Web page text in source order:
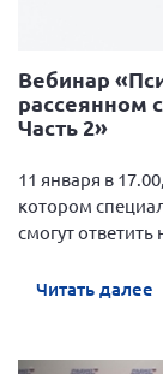
Вебинар
рассеянном
Часть 2»
11 января в
котором
смогут
Читать далее